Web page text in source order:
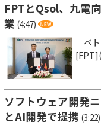
FPTとQsol、九電
業 (4:47)
ベ
ソフトウェア開発
とAI開発で提携 (3:22)